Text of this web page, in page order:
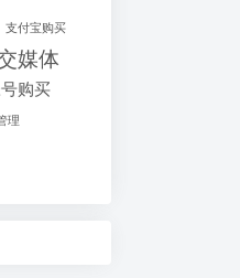
支付宝购买
媒体
购买
理